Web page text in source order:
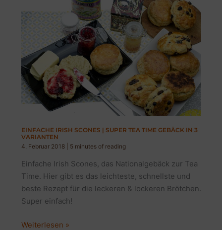
EINFACHE IRISH SCONES | SUPER TEA TIME GEBÄCK IN 3
VARIANTEN
4. Februar 2018
5 minutes of reading
Einfache Irish Scones, das Nationalgebäck zur Tea
Time. Hier gibt es das leichteste, schnellste und
beste Rezept für die leckeren & lockeren Brötchen.
Super einfach!
EINFACHE
Weiterlesen »